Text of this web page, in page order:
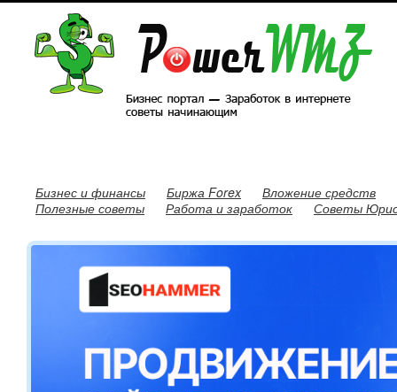
Бизнес и финансы Биржа Forex
Вложение средств
Полезные советы
Работа и заработок Советы